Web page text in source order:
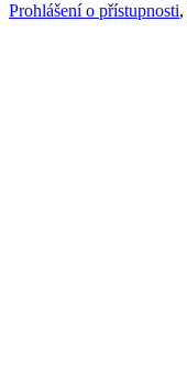
Prohlášení o přístupnosti,